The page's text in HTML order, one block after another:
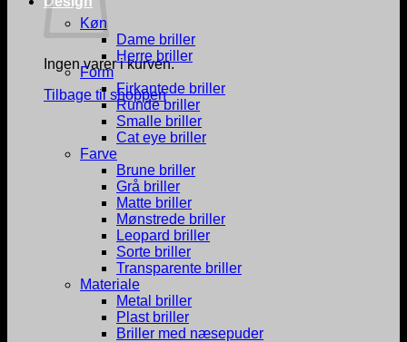
Ingen varer i kurven.
Tilbage til shoppen
Køn
Dame briller
Herre briller
Form
Firkantede briller
Runde briller
Smalle briller
Cat eye briller
Farve
Brune briller
Grå briller
Matte briller
Mønstrede briller
Leopard briller
Sorte briller
Transparente briller
Materiale
Metal briller
Plast briller
Briller med næsepuder